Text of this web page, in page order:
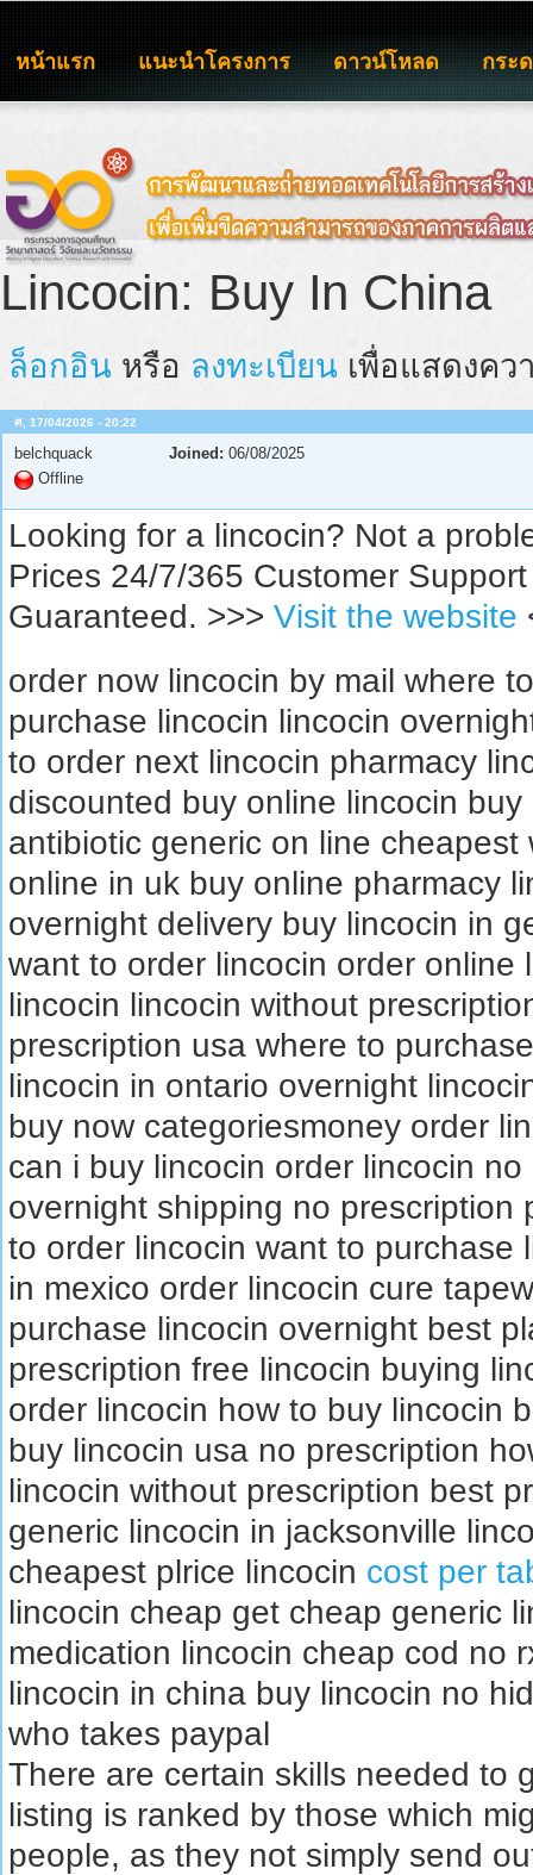
หน้าแรก แนะนำโครงการ ดาวน์โหลด กระ
Lincocin: Buy In China
ล็อกอิน หรือ ลงทะเบียน เพื่อแสดงคว
ศ, 17/04/2026 - 20:22
belchquack
Offline
Joined: 06/08/2025
Looking for a lincocin? Not a
Prices 24/7/365 Customer
Guaranteed. >>> Visit the website
order now lincocin by mail where
purchase lincocin lincocin
to order next lincocin pharmacy
discounted buy online lincocin
antibiotic generic on line
online in uk buy online pharmacy
overnight delivery buy lincocin in
want to order lincocin order
lincocin lincocin without
prescription usa where to
lincocin in ontario overnight
buy now categoriesmoney order
can i buy lincocin order lincocin
overnight shipping no prescription
to order lincocin want to purchase
in mexico order lincocin cure
purchase lincocin overnight best
prescription free lincocin buying
order lincocin how to buy lincocin
buy lincocin usa no prescription
lincocin without prescription best
generic lincocin in jacksonville
cheapest plrice lincocin cost per
lincocin cheap get cheap generic
medication lincocin cheap cod no
lincocin in china buy lincocin no
who takes paypal
There are certain skills needed to
listing is ranked by those which
people, as they not simply send